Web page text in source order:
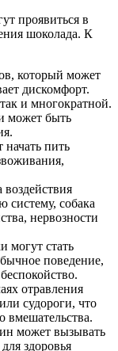
проявиться в
шоколада. К
который может
дискомфорт.
и многократной.
может быть
пить
воздействия
систему, собака
нервозности
могут стать
поведение,
отравления
судороги, что
вмешательства.
может вызывать
здоровья